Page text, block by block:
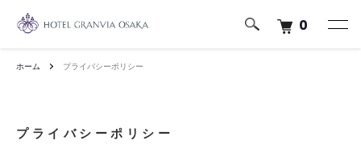
0
ホーム プライバシーポリシー
プライバシーポリシー